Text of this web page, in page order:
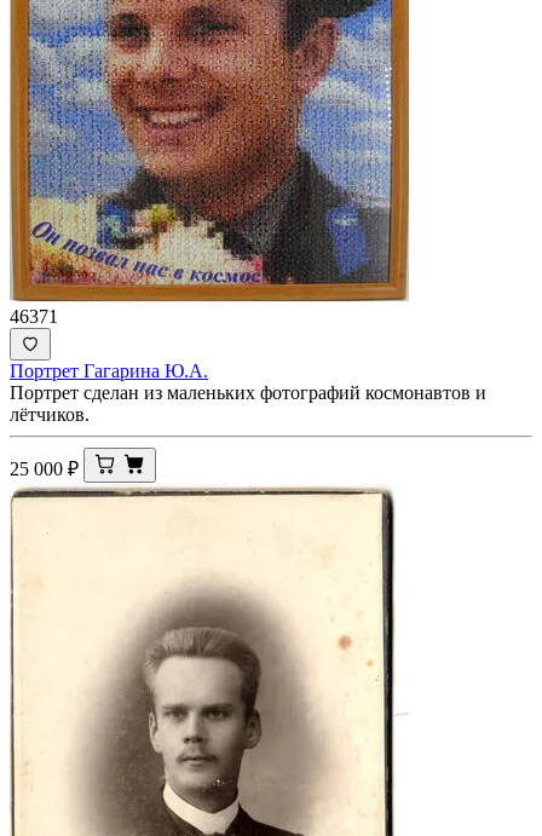
46371
Портрет Гагарина Ю.А.
Портрет сделан из маленьких фотографий космонавтов и
лётчиков.
25 000 ₽